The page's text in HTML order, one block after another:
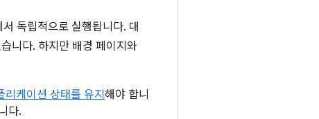
독립적으로 실행됩니다. 대
니다. 하지만 배경 페이지와
리케이션 상태를 유지 해야 합니
다.